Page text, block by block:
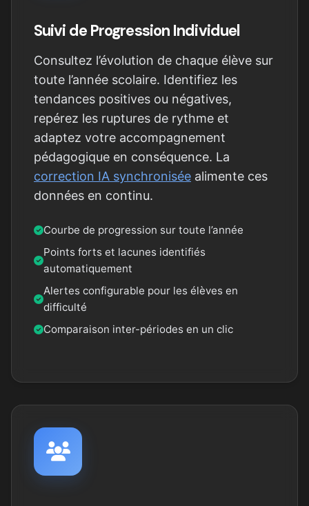
Suivi de Progression Individuel
Consultez l’évolution de chaque élève sur
toute l’année scolaire. Identifiez les
tendances positives ou négatives,
repérez les ruptures de rythme et
adaptez votre accompagnement
pédagogique en conséquence. La
correction IA synchronisée alimente ces
données en continu.
Courbe de progression sur toute l’année
Points forts et lacunes identifiés
automatiquement
Alertes configurable pour les élèves en
difficulté
Comparaison inter-périodes en un clic